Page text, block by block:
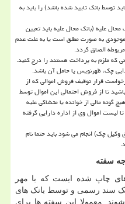
بانک تایید شده باشد) را باید به
علیه (بانک محال علیه باید تعیین
به صورت مطلق است یا به علت عدم
الصاق گردد.
که ملزم به پرداخت هستند را درج کنید.
چک، ظهرنویس یا حامل آن باشد.
قرار توقیف فروش اموالی که از
تا از فروش احتمالی این اموال توسط
گونه مالی از خوانده یا متشاکی علیه
لیست اموال وی از اداره دارایی گرفته
وکیل چک) انجام می شود باید حتما نام
سفته
چاپ شده ایست که با مهر
یک سند رسمی و توسط بانک های
معمولا این سفته ها برای